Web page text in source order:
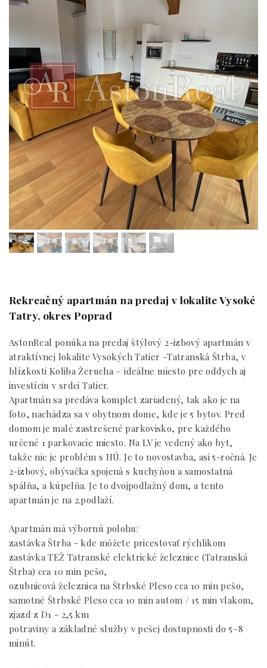
Rekreačný apartmán na predaj v lokalite Vysoké
Tatry, okres Poprad
AstonReal ponúka na predaj štýlový 2-izbový apartmán v
atraktívnej lokalite Vysokých Tatier -Tatranská Štrba, v
blízkosti Koliba Žerucha – ideálne miesto pre oddych aj
investíciu v srdci Tatier.
Apartmán sa predáva komplet zariadený, tak ako je na
foto, nachádza sa v obytnom dome, kde je 5 bytov. Pred
domom je malé zastrešené parkovisko, pre každého
určené 1 parkovacie miesto. Na LV je vedený ako byt,
takže nie je problém s HÚ. Je to novostavba, asi 5-ročná. Je
2-izbový, obývačka spojená s kuchyňou a samostatná
spálňa, a kúpelňa. Je to dvojpodlažný dom, a tento
apartmán je na 2.podlaží.
Apartmán má výbornú polohu:
zastávka Štrba - kde môžete pricestovať rýchlikom
zastávka TEŽ Tatranské elektrické železnice (Tatranská
Štrba) cca 10 min pešo,
ozubnicová železnica na Štrbské Pleso cca 10 min pešo,
samotné Štrbské Pleso cca 10 min autom / 15 min vlakom,
zjazd z D1 - 2,5 km
potraviny a základné služby v pešej dostupnosti do 5–8
minút.